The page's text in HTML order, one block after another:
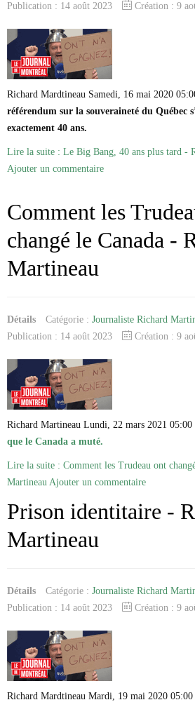
Publication : 14 août 2023
Création : 9
Richard Mardtineau Samedi, 16 mai 2020
référendum sur la souveraineté du Québec
exactement 40 ans.
Lire la suite : Le Big Bang, 40 ans plus tard -
Ajouter un commentaire
Comment les
changé le Canada -
Martineau
Détails Catégorie : Journaliste Richard
Publication : 14 août 2023
Création : 9
Richard Martineau Lundi, 22 mars 2021 05:00
que le Canada a muté.
Lire la suite : Comment les Trudeau ont
Martineau Ajouter un commentaire
Prison identitaire -
Martineau
Détails Catégorie : Journaliste Richard
Publication : 14 août 2023
Création : 9
Richard Mardtineau Mardi, 19 mai 2020 05:00